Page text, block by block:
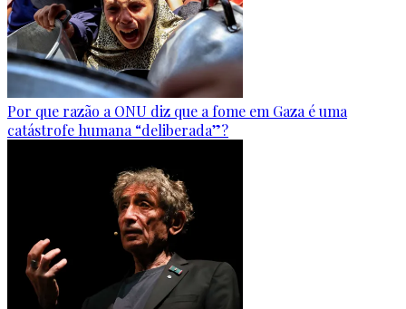
Por que razão a ONU diz que a fome em Gaza é uma
catástrofe humana “deliberada”?